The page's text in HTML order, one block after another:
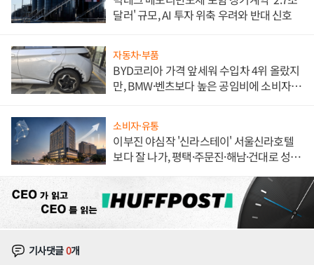
달러' 규모, AI 투자 위축 우려와 반대 신호
자동차·부품
BYD코리아 가격 앞세워 수입차 4위 올랐지
만, BMW·벤츠보다 높은 공임비에 소비자
소비자·유통
이부진 야심작 '신라스테이' 서울신라호텔
보다 잘 나가, 평택·주문진·해남·건대로 성
기사댓글0개